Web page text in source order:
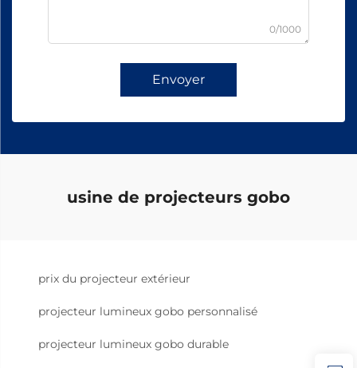
0/1000
Envoyer
usine de projecteurs gobo
prix du projecteur extérieur
projecteur lumineux gobo personnalisé
projecteur lumineux gobo durable